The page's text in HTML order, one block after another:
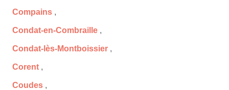
Compains ,
Condat-en-Combraille ,
Condat-lès-Montboissier ,
Corent ,
Coudes ,